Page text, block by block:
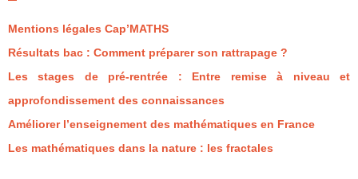
Mentions légales Cap’MATHS
Résultats bac : Comment préparer son rattrapage ?
Les stages de pré-rentrée : Entre remise à niveau et
approfondissement des connaissances
Améliorer l’enseignement des mathématiques en France
Les mathématiques dans la nature : les fractales